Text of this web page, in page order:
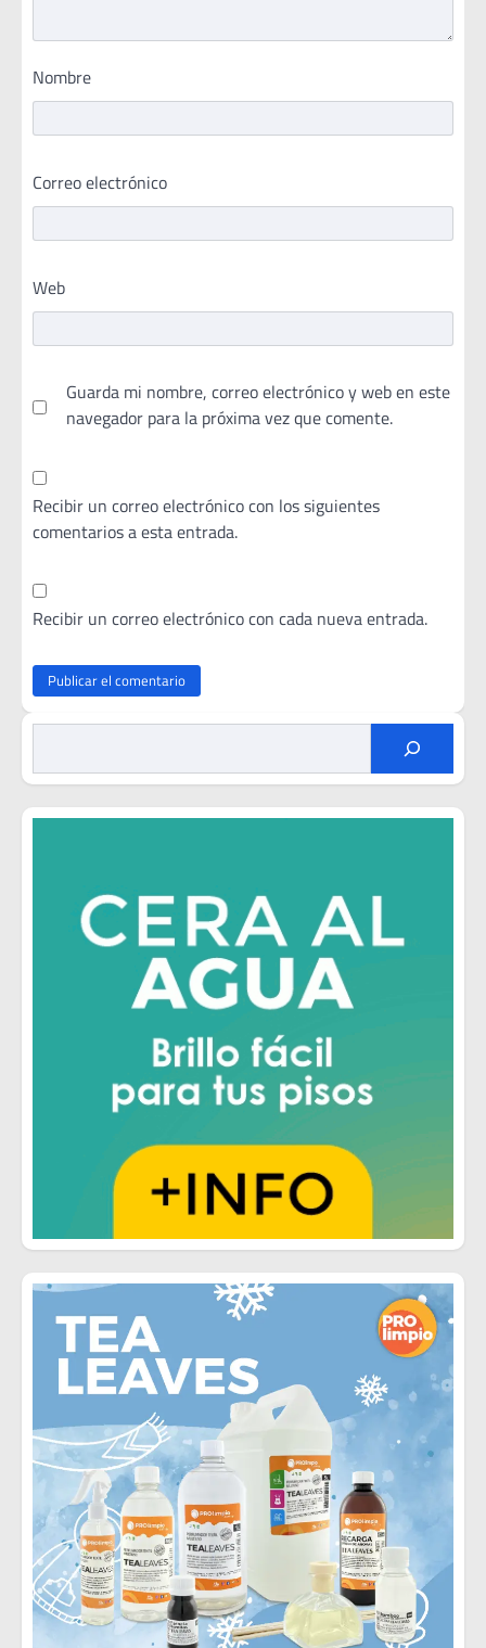
Nombre
Correo electrónico
Web
Guarda mi nombre, correo electrónico y web en este
navegador para la próxima vez que comente.
Recibir un correo electrónico con los siguientes
comentarios a esta entrada.
Recibir un correo electrónico con cada nueva entrada.